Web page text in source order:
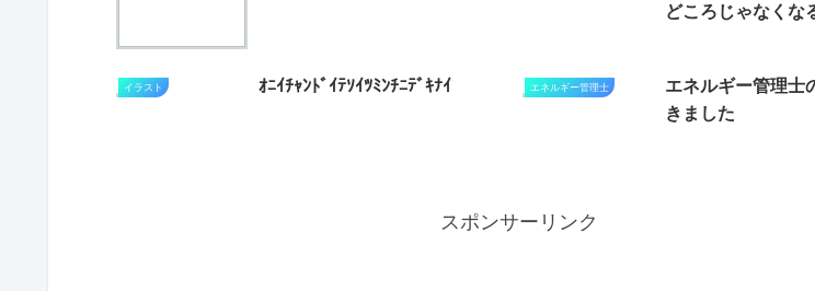
どころじゃなくな
イラスト ｵﾆｲﾁｬﾝﾄﾞｲﾃｿｲﾂﾐﾝﾁﾆﾃﾞｷﾅｲ エネルギー管理士
エネルギー管理士
きました
スポンサーリンク